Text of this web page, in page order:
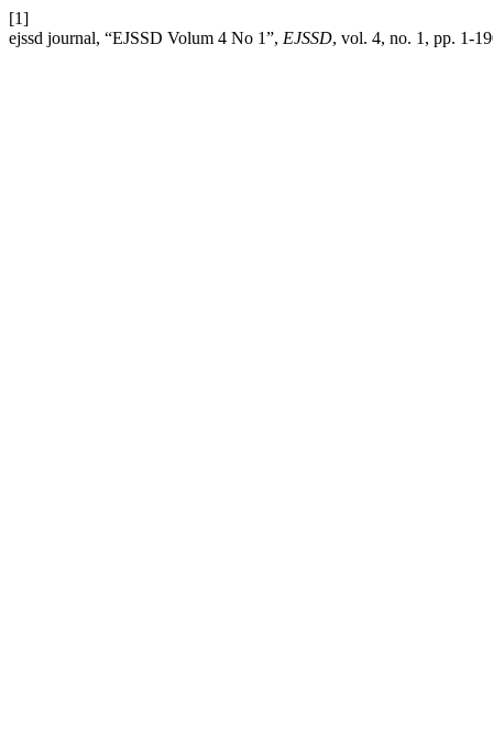
[1]
ejssd journal, “EJSSD Volum 4 No 1”, EJSSD, vol. 4, no. 1, pp. 1-